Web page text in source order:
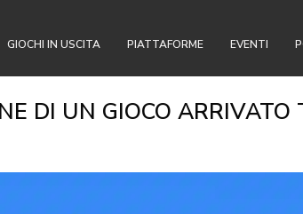
GIOCHI IN USCITA PIATTAFORME EVENTI
DI UN GIOCO ARRIVATO